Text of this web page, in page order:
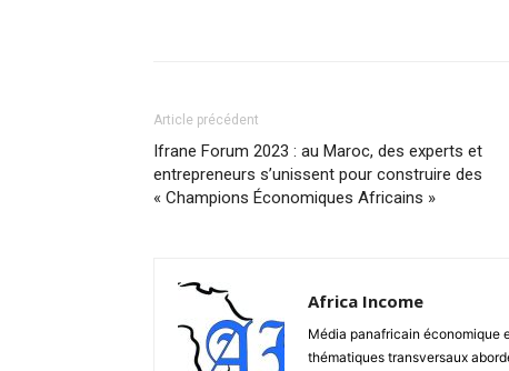
Article précédent
Ifrane Forum 2023 : au Maroc, des experts et
entrepreneurs s’unissent pour construire des
« Champions Économiques Africains »
Africa Income
Média panafricain économique
thématiques transversaux